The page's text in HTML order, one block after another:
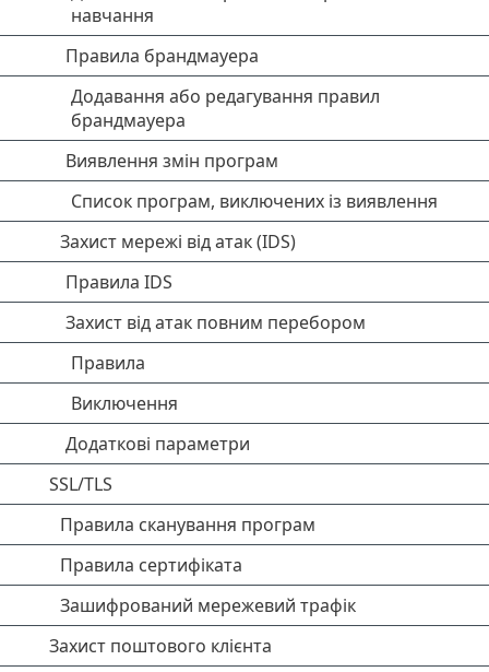
навчання
Правила брандмауера
Додавання або редагування правил
брандмауера
Виявлення змін програм
Список програм, виключених із виявлення
Захист мережі від атак (IDS)
Правила IDS
Захист від атак повним перебором
Правила
Виключення
Додаткові параметри
SSL/TLS
Правила сканування програм
Правила сертифіката
Зашифрований мережевий трафік
Захист поштового клієнта